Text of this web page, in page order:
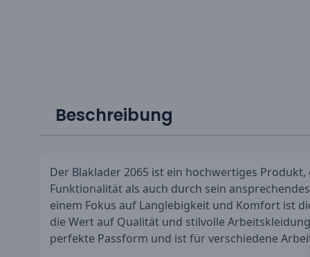
Beschreibung
Der Blaklader 2065 ist ein hochwertiges
Funktionalität als auch durch sein
einem Fokus auf Langlebigkeit und Komfort ist
die Wert auf Qualität und stilvolle
perfekte Passform und ist für verschiedene